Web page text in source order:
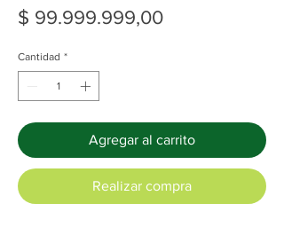
$ 99.999.999,00Precio
Cantidad *
Agregar al carrito
Realizar compra